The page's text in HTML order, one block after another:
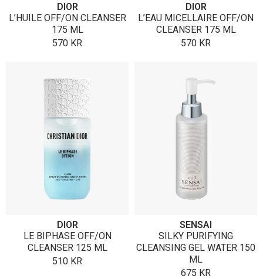
DIOR
L’HUILE OFF/ON CLEANSER
175 ML
570 KR
DIOR
L’EAU MICELLAIRE OFF/ON
CLEANSER 175 ML
570 KR
DIOR
LE BIPHASE OFF/ON
CLEANSER 125 ML
510 KR
SENSAI
SILKY PURIFYING
CLEANSING GEL WATER 150
ML
675 KR